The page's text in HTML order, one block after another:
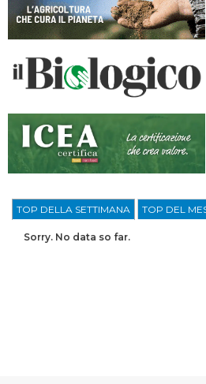
TOP DELLA SETTIMANA TOP DEL
Sorry. No data so far.